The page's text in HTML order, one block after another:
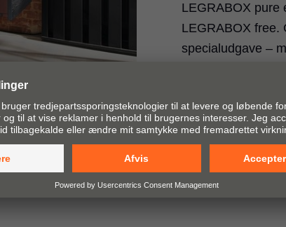
LEGRABOX pure
LEGRABOX free.
specialudgave –
mat carbon sort,
farveblanding
egne, unikke
laseret eller
Få mere at vide